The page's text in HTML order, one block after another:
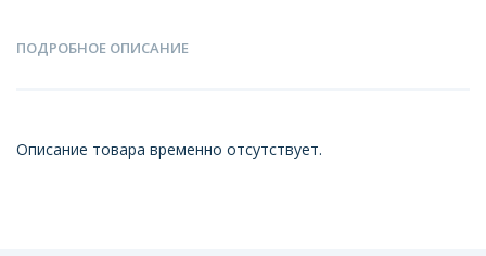
ПОДРОБНОЕ ОПИСАНИЕ
Описание товара временно отсутствует.